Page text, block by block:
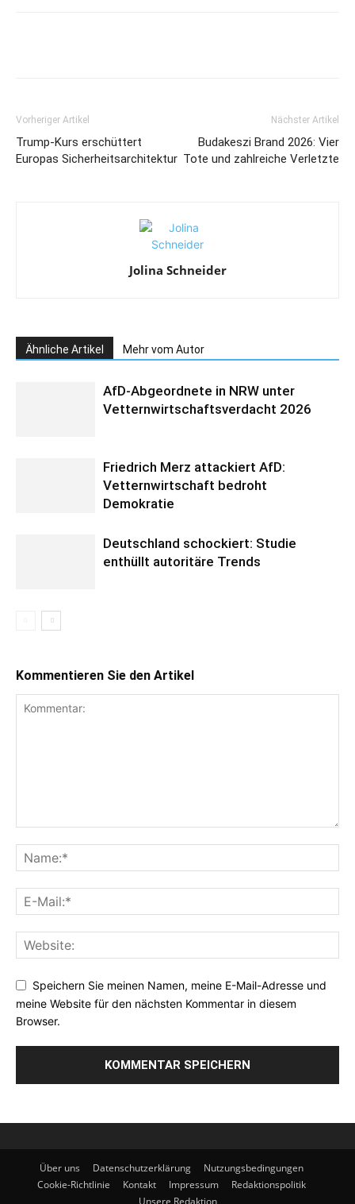
Vorheriger Artikel
Trump-Kurs erschüttert
Europas Sicherheitsarchitektur
Nächster Artikel
Budakeszi Brand 2026: Vier
Tote und zahlreiche Verletzte
Jolina Schneider
Ähnliche Artikel Mehr vom Autor
AfD-Abgeordnete in NRW unter
Vetternwirtschaftsverdacht 2026
Friedrich Merz attackiert AfD:
Vetternwirtschaft bedroht
Demokratie
Deutschland schockiert: Studie
enthüllt autoritäre Trends
Kommentieren Sie den Artikel
Speichern Sie meinen Namen, meine E-Mail-Adresse und
meine Website für den nächsten Kommentar in diesem
Browser.
Über uns Datenschutzerklärung
Nutzungsbedingungen
Cookie-Richtlinie
Kontakt Impressum
Redaktionspolitik